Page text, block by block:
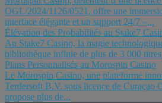
OGL/2024/1126/0521, offre une
interface élégante et un support 24/7 –...
Élévation des Probabilités au Stake7
Au Stake7 Casino, la magie
bibliothèque infinie de plus de 3 000
Plans Personnalisés au Morospin Casino
Le Morospin Casino, une plateforme
Terdersoft B.V. sous licence de Curaçao
propose plus de...